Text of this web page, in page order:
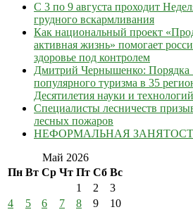
С 3 по 9 августа проходит
грудного вскармливания
Как национальный проект
активная жизнь» помогает
здоровье под контролем
Дмитрий Чернышенко: Порядка
популярного туризма в 35
Десятилетия науки и технологий
Специалисты лесничеств
лесных пожаров
НЕФОРМАЛЬНАЯ
Май 2026
Пн Вт Ср Чт Пт Сб Вс
1
2
3
4
5 6 7 8 9
10